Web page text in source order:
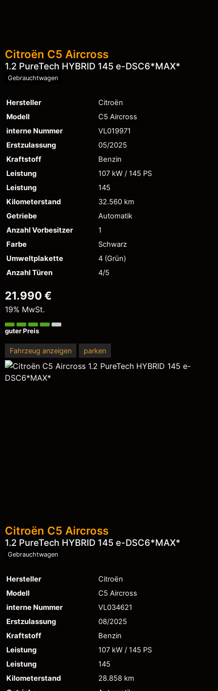
Citroën C5 Aircross
1.2 PureTech HYBRID 145 e-DSC6*MAX*
Gebrauchtwagen
Hersteller
Citroën
Modell
C5 Aircross
interne Nummer
VL019971
Erstzulassung
05/2025
Kraftstoff
Benzin
Leistung
107 kW / 145 PS
Leistung
145
Kilometerstand
32.560 km
Getriebe
Automatik
Anzahl Vorbesitzer
1
Farbe
Schwarz
Umweltplakette
4 (Grün)
Anzahl Türen
4/5
21.990 €
19% MwSt.
guter Preis
Fahrzeug anzeigen parken
Citroën C5 Aircross
1.2 PureTech HYBRID 145 e-DSC6*MAX*
Gebrauchtwagen
Hersteller
Citroën
Modell
C5 Aircross
interne Nummer
VL034621
Erstzulassung
08/2025
Kraftstoff
Benzin
Leistung
107 kW / 145 PS
Leistung
145
Kilometerstand
28.858 km